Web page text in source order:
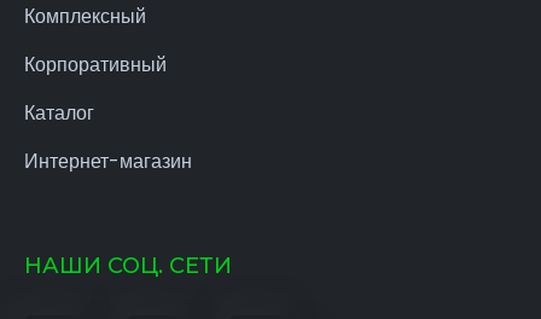
Комплексный
Корпоративный
Каталог
Интернет-магазин
НАШИ СОЦ. СЕТИ